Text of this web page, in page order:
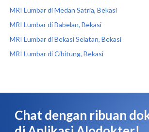
MRI Lumbar di Medan Satria, Bekasi
MRI Lumbar di Babelan, Bekasi
MRI Lumbar di Bekasi Selatan, Bekasi
MRI Lumbar di Cibitung, Bekasi